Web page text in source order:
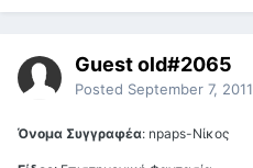
Guest old#2065
Posted September 7, 2011
Όνομα Συγγραφέα: npaps-Νίκος